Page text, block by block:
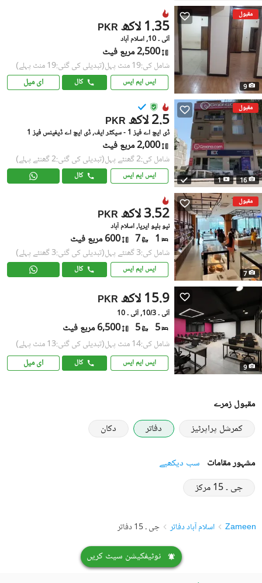
مقبول
9
PKR 1.35 لاکھ
آئی ۔ 10, اسلام آباد
2,500 مربع فیٹ
شامل کی:19 منٹ پہل (تبدیلی کی گئی:19 منٹ پہلے)
ایس ایم ایس کال ای میل
مقبول
16
1
PKR 2.5 لاکھ
ڈی ایچ اے فیز 1 - سیکٹر ایف, ڈی ایچ اے ڈیفینس فیز 1
2,000 مربع فیٹ
شامل کی:2 گھنٹے پہل (تبدیلی کی گئی:2 گھنٹے پہلے)
ایس ایم ایس کال
مقبول
7
PKR 3.52 لاکھ
نیو بلیو ایریا, اسلام آباد
1
7 600 مربع فیٹ
شامل کی:3 گھنٹے پہل (تبدیلی کی گئی:3 گھنٹے پہلے)
ایس ایم ایس کال
9
PKR 15.9 لاکھ
آئی ۔ 10/3, آئی ۔ 10
5
5 6,500 مربع فیٹ
شامل کی:14 منٹ پہل (تبدیلی کی گئی:13 منٹ پہلے)
ایس ایم ایس کال ای میل
مقبول زمرے
کمرشل پراپرٹیز
دفاتر دکان
مشہور مقامات سب دیکھیے
جی ۔ 15 مرکز
Zameen اسلام آباد دفاتر جی ۔ 15 دفاتر
نوٹیفکیشن سیٹ کریں